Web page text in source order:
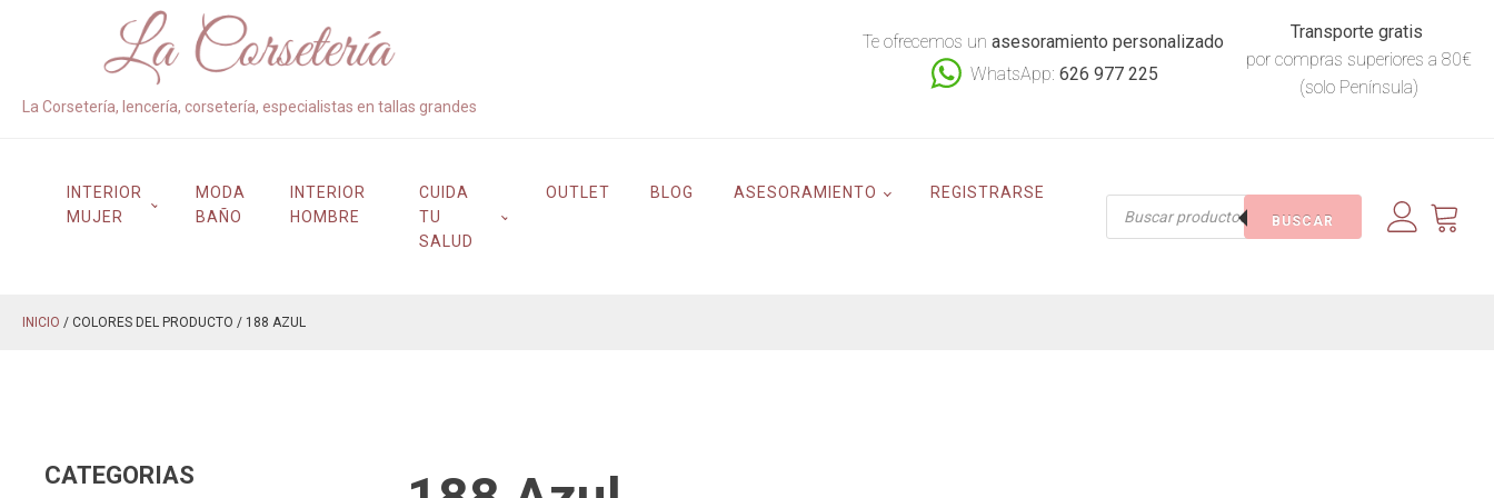
La Corsetería, lencería, corsetería, especialistas en tallas grandes
Te ofrecemos un asesoramiento personalizado
WhatsApp: 626 977 225
Transporte gratis
por compras superiores a 80€
(solo Península)
INTERIOR
MUJER
MODA
BAÑO
INTERIOR
HOMBRE
CUIDA
TU
SALUD
OUTLET BLOG ASESORAMIENTO REGISTRARSE
Búsqueda
BUSCAR
INICIO / COLORES DEL PRODUCTO / 188 AZUL
CATEGORIAS